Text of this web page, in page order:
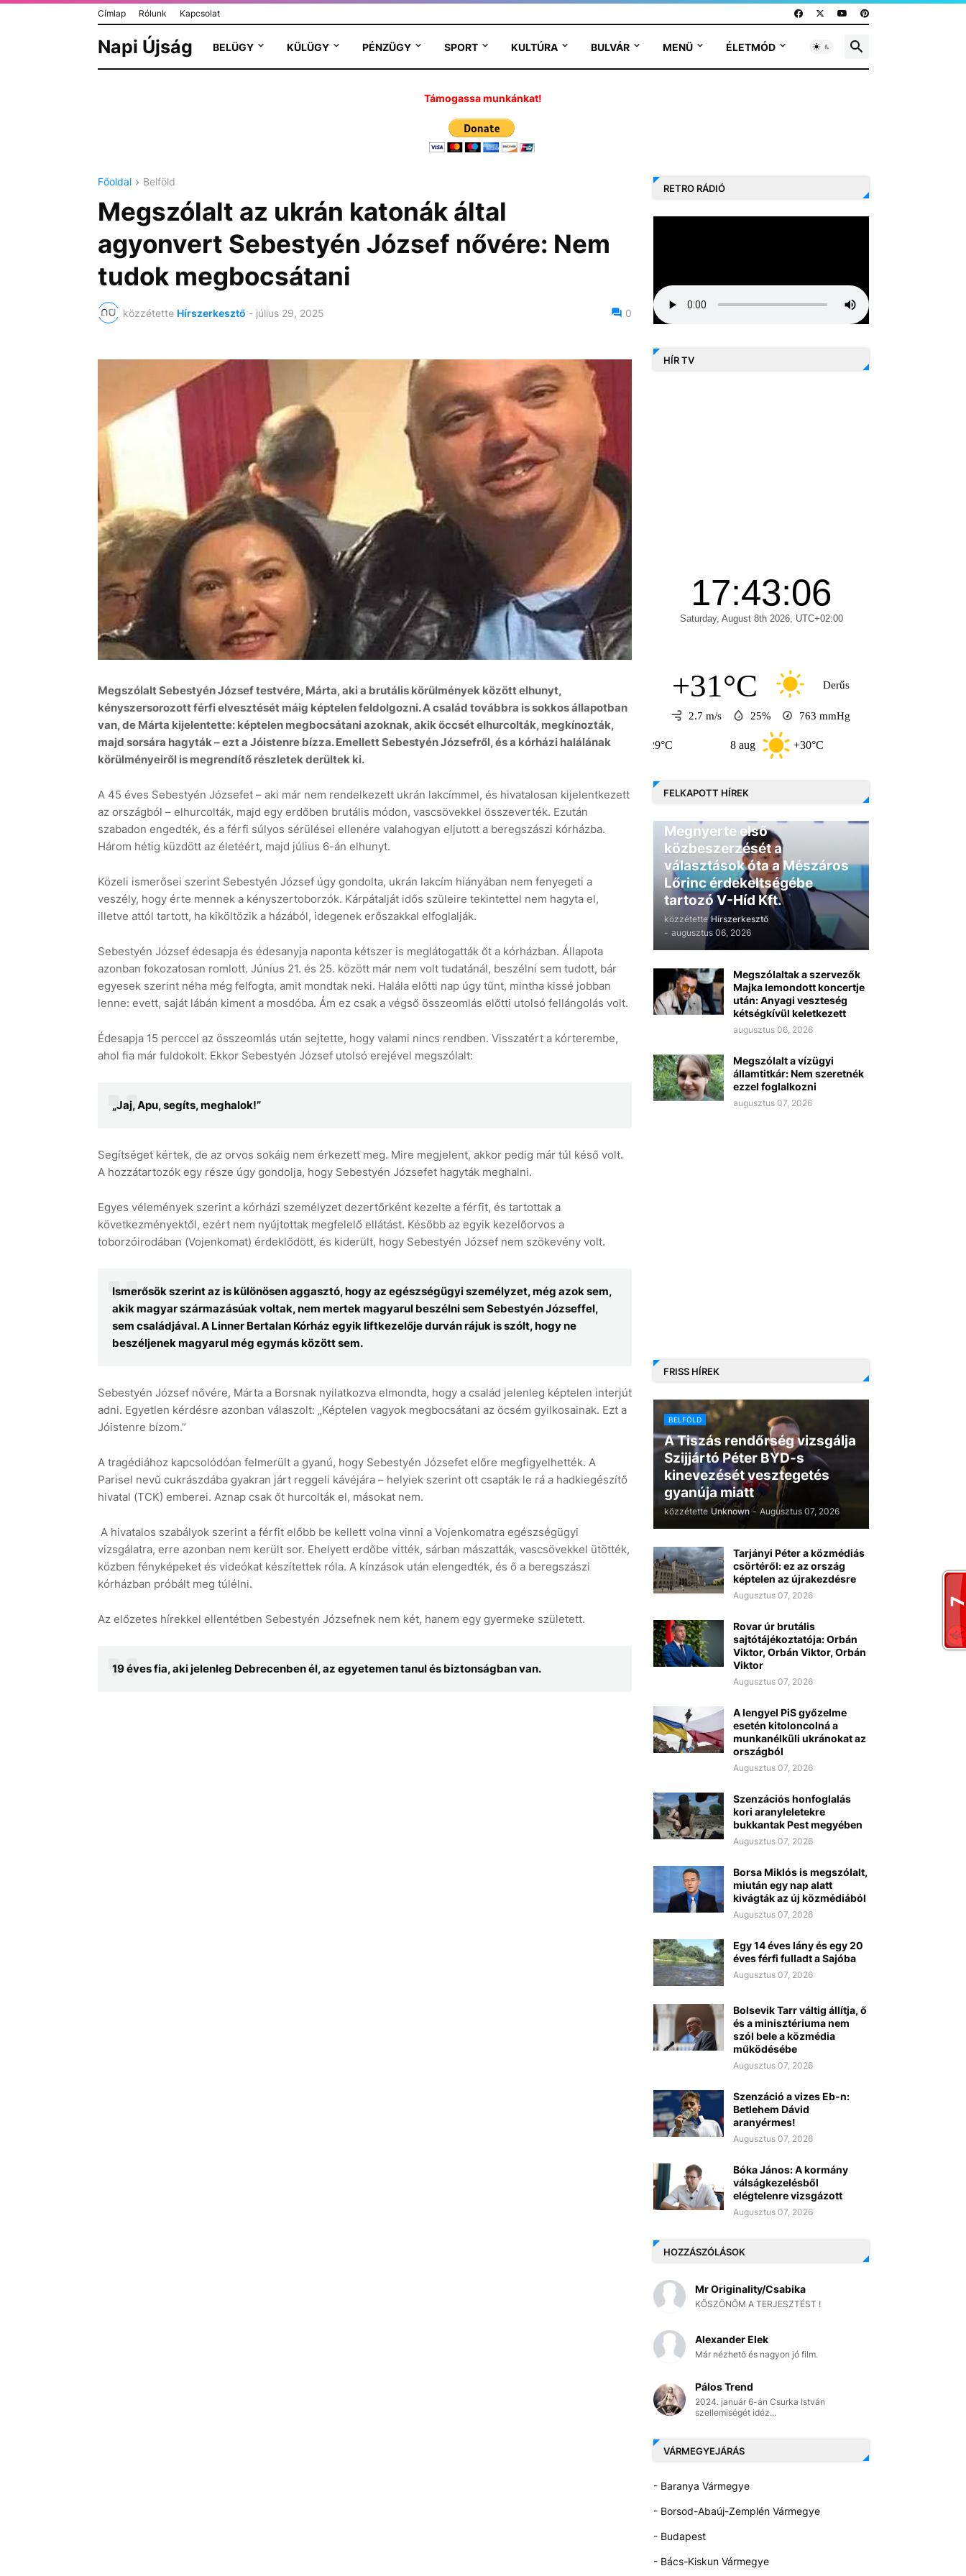
Címlap Rólunk Kapcsolat
Napi Újság BELÜGY KÜLÜGY PÉNZÜGY SPORT KULTÚRA BULVÁR MENÜ ÉLETMÓD
Támogassa munkánkat!
Főoldal Belföld
Megszólalt az ukrán katonák által
agyonvert Sebestyén József nővére: Nem
tudok megbocsátani
közzétette Hírszerkesztő - július 29, 2025 0
Megszólalt Sebestyén József testvére, Márta, aki a brutális körülmények között elhunyt,
kényszersorozott férfi elvesztését máig képtelen feldolgozni. A család továbbra is sokkos állapotban
van, de Márta kijelentette: képtelen megbocsátani azoknak, akik öccsét elhurcolták, megkínozták,
majd sorsára hagyták – ezt a Jóistenre bízza. Emellett Sebestyén Józsefről, és a kórházi halálának
körülményeiről is megrendítő részletek derültek ki.
A 45 éves Sebestyén Józsefet – aki már nem rendelkezett ukrán lakcímmel, és hivatalosan kijelentkezett
az országból – elhurcolták, majd egy erdőben brutális módon, vascsövekkel összeverték. Ezután
szabadon engedték, és a férfi súlyos sérülései ellenére valahogyan eljutott a beregszászi kórházba.
Három hétig küzdött az életéért, majd július 6-án elhunyt.
Közeli ismerősei szerint Sebestyén József úgy gondolta, ukrán lakcím hiányában nem fenyegeti a
veszély, hogy érte mennek a kényszertoborzók. Kárpátalját idős szüleire tekintettel nem hagyta el,
illetve attól tartott, ha kiköltözik a házából, idegenek erőszakkal elfoglalják.
Sebestyén József édesapja és édesanyja naponta kétszer is meglátogatták őt a kórházban. Állapota
azonban fokozatosan romlott. Június 21. és 25. között már nem volt tudatánál, beszélni sem tudott, bár
egyesek szerint néha még felfogta, amit mondtak neki. Halála előtti nap úgy tűnt, mintha kissé jobban
lenne: evett, saját lábán kiment a mosdóba. Ám ez csak a végső összeomlás előtti utolsó fellángolás volt.
Édesapja 15 perccel az összeomlás után sejtette, hogy valami nincs rendben. Visszatért a kórterembe,
ahol fia már fuldokolt. Ekkor Sebestyén József utolsó erejével megszólalt:
„Jaj, Apu, segíts, meghalok!”
Segítséget kértek, de az orvos sokáig nem érkezett meg. Mire megjelent, akkor pedig már túl késő volt.
A hozzátartozók egy része úgy gondolja, hogy Sebestyén Józsefet hagyták meghalni.
Egyes vélemények szerint a kórházi személyzet dezertőrként kezelte a férfit, és tartottak a
következményektől, ezért nem nyújtottak megfelelő ellátást. Később az egyik kezelőorvos a
toborzóirodában (Vojenkomat) érdeklődött, és kiderült, hogy Sebestyén József nem szökevény volt.
Ismerősök szerint az is különösen aggasztó, hogy az egészségügyi személyzet, még azok sem,
akik magyar származásúak voltak, nem mertek magyarul beszélni sem Sebestyén Józseffel,
sem családjával. A Linner Bertalan Kórház egyik liftkezelője durván rájuk is szólt, hogy ne
beszéljenek magyarul még egymás között sem.
Sebestyén József nővére, Márta a Borsnak nyilatkozva elmondta, hogy a család jelenleg képtelen interjút
adni. Egyetlen kérdésre azonban válaszolt: „Képtelen vagyok megbocsátani az öcsém gyilkosainak. Ezt a
Jóistenre bízom.”
A tragédiához kapcsolódóan felmerült a gyanú, hogy Sebestyén Józsefet előre megfigyelhették. A
Parisel nevű cukrászdába gyakran járt reggeli kávéjára – helyiek szerint ott csapták le rá a hadkiegészítő
hivatal (TCK) emberei. Aznap csak őt hurcolták el, másokat nem.
A hivatalos szabályok szerint a férfit előbb be kellett volna vinni a Vojenkomatra egészségügyi
vizsgálatra, erre azonban nem került sor. Ehelyett erdőbe vitték, sárban mászatták, vascsövekkel ütötték,
közben fényképeket és videókat készítettek róla. A kínzások után elengedték, és ő a beregszászi
kórházban próbált meg túlélni.
Az előzetes hírekkel ellentétben Sebestyén Józsefnek nem két, hanem egy gyermeke született.
19 éves fia, aki jelenleg Debrecenben él, az egyetemen tanul és biztonságban van.
RETRO RÁDIÓ
HÍR TV
+31°C Derűs
2.7 m/s 25% 763 mmHg
11 aug +34°C 12 aug +27°C 13 aug +27°C 14 aug +29°C +30°C
FELKAPOTT HÍREK
Megnyerte első
közbeszerzését a
választások óta a Mészáros
Lőrinc érdekeltségébe
tartozó V-Híd Kft.
közzétette Hírszerkesztő
- augusztus 06, 2026
Megszólaltak a szervezők
Majka lemondott koncertje
után: Anyagi veszteség
kétségkívül keletkezett
augusztus 06, 2026
Megszólalt a vízügyi
államtitkár: Nem szeretnék
ezzel foglalkozni
augusztus 07, 2026
FRISS HÍREK
BELFÖLD
A Tiszás rendőrség vizsgálja
Szijjártó Péter BYD-s
kinevezését vesztegetés
gyanúja miatt
közzétette Unknown - Augusztus 07, 2026
Tarjányi Péter a közmédiás
csörtéről: ez az ország
képtelen az újrakezdésre
Augusztus 07, 2026
Rovar úr brutális
sajtótájékoztatója: Orbán
Viktor, Orbán Viktor, Orbán
Viktor
Augusztus 07, 2026
A lengyel PiS győzelme
esetén kitoloncolná a
munkanélküli ukránokat az
országból
Augusztus 07, 2026
Szenzációs honfoglalás
kori aranyleletekre
bukkantak Pest megyében
Augusztus 07, 2026
Borsa Miklós is megszólalt,
miután egy nap alatt
kivágták az új közmédiából
Augusztus 07, 2026
Egy 14 éves lány és egy 20
éves férfi fulladt a Sajóba
Augusztus 07, 2026
Bolsevik Tarr váltig állítja, ő
és a minisztériuma nem
szól bele a közmédia
működésébe
Augusztus 07, 2026
Szenzáció a vizes Eb-n:
Betlehem Dávid
aranyérmes!
Augusztus 07, 2026
Bóka János: A kormány
válságkezelésből
elégtelenre vizsgázott
Augusztus 07, 2026
HOZZÁSZÓLÁSOK
Mr Originality/Csabika
KÖSZÖNÖM A TERJESZTÉST !
Alexander Elek
Már nézhető és nagyon jó film.
Pálos Trend
2024. január 6-án Csurka István
szellemiségét idéz...
VÁRMEGYEJÁRÁS
- Baranya Vármegye
- Borsod-Abaúj-Zemplén Vármegye
- Budapest
- Bács-Kiskun Vármegye